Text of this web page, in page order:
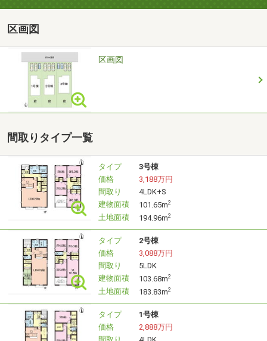
「この場所に住みたい」
「駅まで徒歩10分圏内がいい」
「通学地域にこだわりがある」
「色んな物件を見て設備等細かくチェックしたい」etc
ご要望に沿った物件をお客様第一に
③予算・行き先全部未定 イチから相談フリープランの旅
エリア探しから資金計画まで
マイホームの夢を叶えるお手伝いをいたします。
「お探しのエリアの相場が知りたい」
「借入金額の目安はいくら？」
「教育費がかかるので月々の返済金額を抑えたい」
「固定金利と変動金利どっちがお得？」etc
まずは、じっくりお話を聞かせてください(*^-^*)
住宅ローンの不安や物件に関する疑問等、お家探しのエキ
区画図
区画図
間取りタイプ一覧
タイプ
3号棟
価格
3,188万円
間取り
4LDK+S
建物面積
101.65m2
土地面積 194.96m2
タイプ
2号棟
価格
3,088万円
間取り
5LDK
建物面積
103.68m2
土地面積 183.83m2
タイプ
1号棟
価格
2,888万円